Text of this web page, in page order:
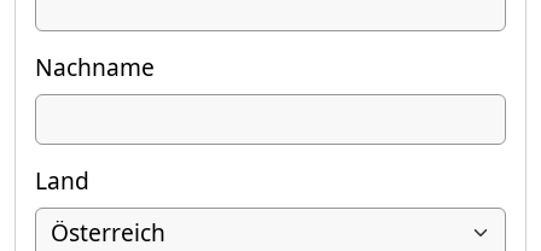
Nachname
Land